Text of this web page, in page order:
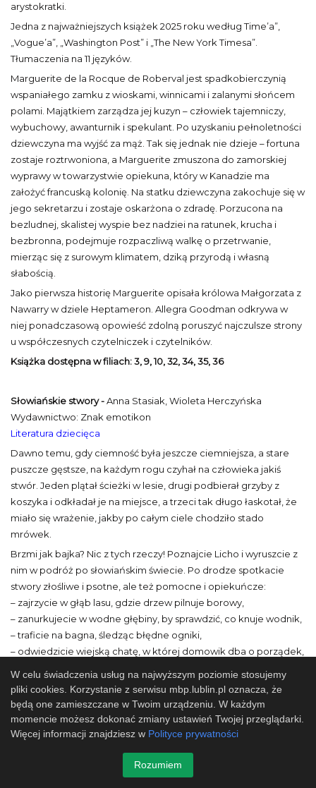
arystokratki.
Jedna z najważniejszych książek 2025 roku według Time’a”,
„Vogue’a”, „Washington Post” i „The New York Timesa”.
Tłumaczenia na 11 języków.
Marguerite de la Rocque de Roberval jest spadkobierczynią
wspaniałego zamku z wioskami, winnicami i zalanymi słońcem
polami. Majątkiem zarządza jej kuzyn – człowiek tajemniczy,
wybuchowy, awanturnik i spekulant. Po uzyskaniu pełnoletności
dziewczyna ma wyjść za mąż. Tak się jednak nie dzieje – fortuna
zostaje roztrwoniona, a Marguerite zmuszona do zamorskiej
wyprawy w towarzystwie opiekuna, który w Kanadzie ma
założyć francuską kolonię. Na statku dziewczyna zakochuje się w
jego sekretarzu i zostaje oskarżona o zdradę. Porzucona na
bezludnej, skalistej wyspie bez nadziei na ratunek, krucha i
bezbronna, podejmuje rozpaczliwą walkę o przetrwanie,
mierząc się z surowym klimatem, dziką przyrodą i własną
słabością.
Jako pierwsza historię Marguerite opisała królowa Małgorzata z
Nawarry w dziele Heptameron. Allegra Goodman odkrywa w
niej ponadczasową opowieść zdolną poruszyć najczulsze strony
u współczesnych czytelniczek i czytelników.
Książka dostępna w filiach:3, 9, 10, 32, 34, 35, 36
Słowiańskie stwory -Anna Stasiak, Wioleta Herczyńska
Wydawnictwo: Znak emotikon
Literatura dziecięca
Dawno temu, gdy ciemność była jeszcze ciemniejsza, a stare
puszcze gęstsze, na każdym rogu czyhał na człowieka jakiś
stwór. Jeden plątał ścieżki w lesie, drugi podbierał grzyby z
koszyka i odkładał je na miejsce, a trzeci tak długo łaskotał, że
miało się wrażenie, jakby po całym ciele chodziło stado
mrówek.
Brzmi jak bajka? Nic z tych rzeczy! Poznajcie Licho i wyruszcie z
nim w podróż po słowiańskim świecie. Po drodze spotkacie
stwory złośliwe i psotne, ale też pomocne i opiekuńcze:
– zajrzycie w głąb lasu, gdzie drzew pilnuje borowy,
– zanurkujecie w wodne głębiny, by sprawdzić, co knuje wodnik,
– traficie na bagna, śledząc błędne ogniki,
– odwiedzicie wiejską chatę, w której domowik dba o porządek,
Stwory mają różne charaktery. Z niektórymi można się dogadać,
inne lepiej omijać szerokim łukiem. Przekonajcie się, czy trzeba
się ich bać, czy może są sposoby, aby się z nimi zaprzyjaźnić.
Książka dostępna w filiach: 11, 26, 38
W celu świadczenia usług na najwyższym poziomie stosujemy
pliki cookies. Korzystanie z serwisu mbp.lublin.pl oznacza, że
będą one zamieszczane w Twoim urządzeniu. W każdym
momencie możesz dokonać zmiany ustawień Twojej przeglądarki.
Więcej informacji znajdziesz w Polityce prywatności
Rozumiem